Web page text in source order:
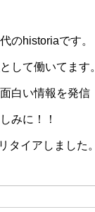
のhistoriaです。
して働いてます。
白い情報を発信
みに！！
タイアしました。